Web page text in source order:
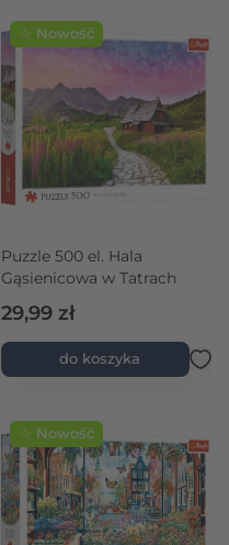
☆ Nowość
Puzzle 500 el. Hala
Gąsienicowa w Tatrach
29,99 zł
do koszyka
☆ Nowość